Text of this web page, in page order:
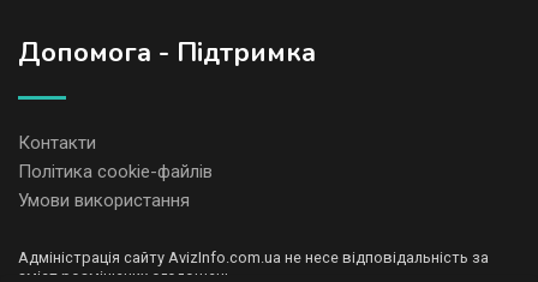
Допомога - Підтримка
Контакти
Політика cookie-файлів
Умови використання
Адміністрація сайту AvizInfo.com.ua не несе відповідальність за
зміст розміщених оголошень.